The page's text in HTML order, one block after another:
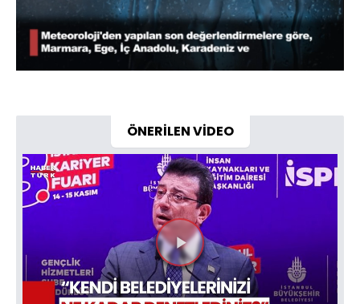
Aç
Yüklendi
98.00%
Hızı
ÖNERİLEN VİDEO
Videoyu
Oynat